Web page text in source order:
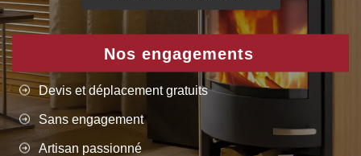
Nos engagements
Devis et déplacement gratuits
Sans engagement
Artisan passionné